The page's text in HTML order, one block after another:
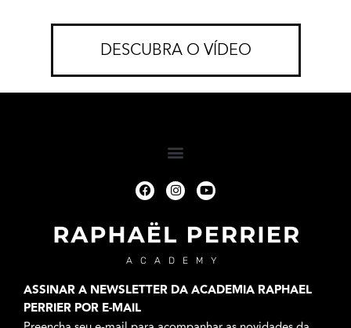
DESCUBRA O VÍDEO
ASSINAR A NEWSLETTER DA ACADEMIA RAPHAEL
PERRIER POR E-MAIL
ACADEMY